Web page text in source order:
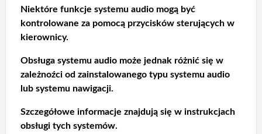
Niektóre funkcje systemu audio mogą być
kontrolowane za pomocą przycisków sterujących w
kierownicy.
Obsługa systemu audio może jednak różnić się w
zależnoźci od zainstalowanego typu systemu audio
lub systemu nawigacji.
Szczegółowe informacje znajdują się w instrukcjach
obsługi tych systemów.